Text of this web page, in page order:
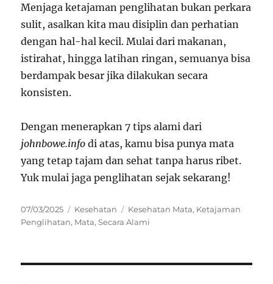
Menjaga ketajaman penglihatan bukan perkara
sulit, asalkan kita mau disiplin dan perhatian
dengan hal-hal kecil. Mulai dari makanan,
istirahat, hingga latihan ringan, semuanya bisa
berdampak besar jika dilakukan secara
konsisten.
Dengan menerapkan 7 tips alami dari
johnbowe.info di atas, kamu bisa punya mata
yang tetap tajam dan sehat tanpa harus ribet.
Yuk mulai jaga penglihatan sejak sekarang!
Posted
on
07/03/2025 Categories
Kesehatan Tags
Kesehatan Mata, Ketajaman
Penglihatan, Mata,Secara Alami